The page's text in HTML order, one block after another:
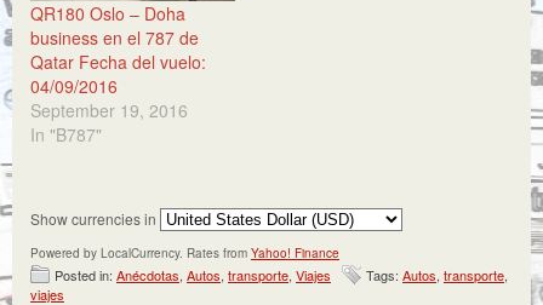
QR180 Oslo – Doha
business en el 787 de
Qatar Fecha del vuelo:
04/09/2016
September 19, 2016
In "B787"
Show currencies in
Powered by LocalCurrency. Rates from Yahoo! Finance
Posted in: Anécdotas, Autos, transporte, Viajes Tags: Autos, transporte,
viajes